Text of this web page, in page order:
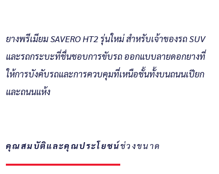
ยางพรีเมียม SAVERO HT2 รุ่นใหม่ สำหรับเจ้าของรถ SUV
และรถกระบะที่ชื่นชอบการขับรถ ออกแบบลายดอกยางที่
ให้การบังคับรถและการควบคุมที่เหนือชั้นทั้งบนถนนเปียก
และถนนแห้ง
คุณสมบัติและคุณประโยชน์ช่วงขนาด